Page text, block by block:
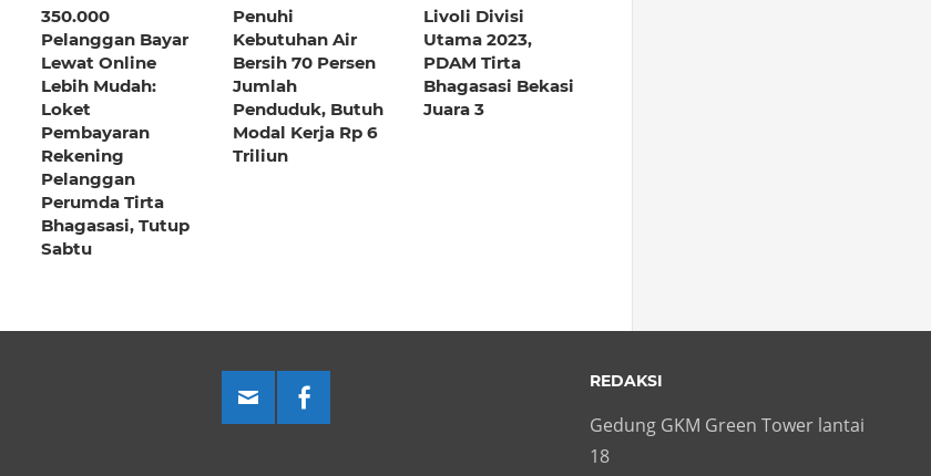
350.000
Pelanggan Bayar
Lewat Online
Lebih Mudah:
Loket
Pembayaran
Rekening
Pelanggan
Perumda Tirta
Bhagasasi, Tutup
Sabtu
Penuhi
Kebutuhan Air
Bersih 70 Persen
Jumlah
Penduduk, Butuh
Modal Kerja Rp 6
Triliun
Livoli Divisi
Utama 2023,
PDAM Tirta
Bhagasasi Bekasi
Juara 3
REDAKSI
Gedung GKM Green Tower lantai
18